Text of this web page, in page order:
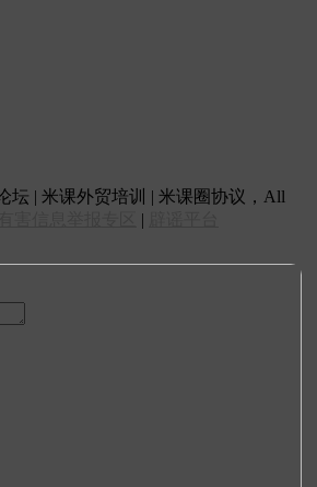
坛 | 米课外贸培训 | 米课圈协议，All
|